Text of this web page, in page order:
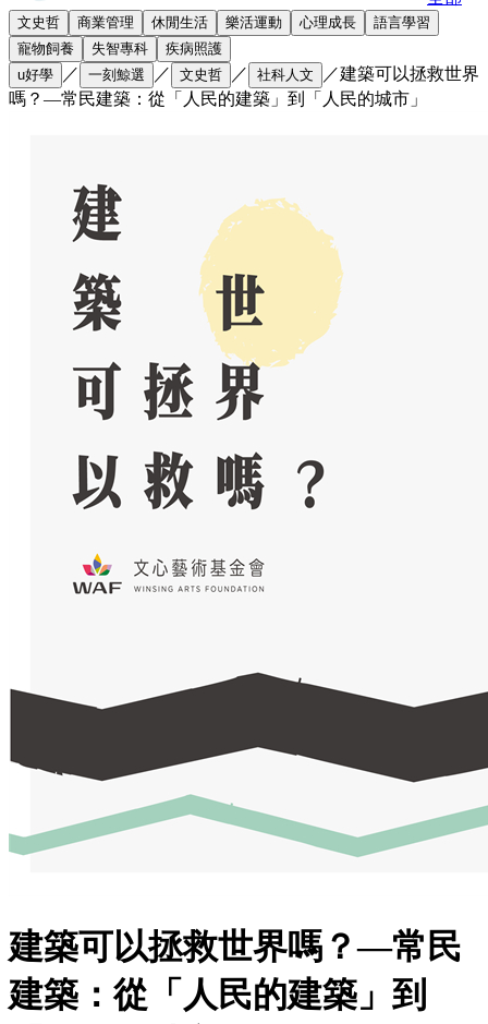
文史哲 商業管理 休閒生活 樂活運動 心理成長
語言學習
寵物飼養
失智專科
疾病照護
u好學
／ 一刻鯨選 ／ 文史哲 ／ 社科人文 ／建築可以拯救世界
嗎？—常民建築：從「人民的建築」到「人民的城市」
建築可以拯救世界嗎？—常民
建築：從「人民的建築」到